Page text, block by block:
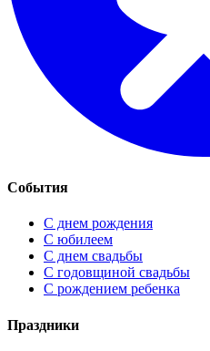
События
С днем рождения
С юбилеем
С днем свадьбы
С годовщиной свадьбы
С рождением ребенка
Праздники